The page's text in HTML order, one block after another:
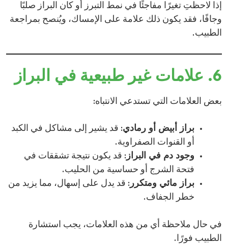
إذا لاحظتِ تغيرًا مفاجئًا في نمط التبرز أو كان البراز صلبًا
وجافًا، فقد يكون ذلك علامة على الإمساك، ويُنصح بمراجعة
الطبيب.​
6. علامات غير طبيعية في البراز
بعض العلامات التي تستدعي الانتباه:​
براز أبيض أو رمادي: قد يشير إلى مشاكل في الكبد
أو القنوات الصفراوية.
وجود دم في البراز : قد يكون نتيجة تشققات في
فتحة الشرج أو حساسية من الحليب.​
براز مائي ومتكرر : قد يدل على إسهال، مما يزيد من
خطر الجفاف.​
في حال ملاحظة أي من هذه العلامات، يجب استشارة
الطبيب فورًا.​